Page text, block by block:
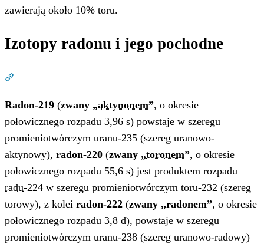
zawierają około 10% toru.
Izotopy radonu i jego pochodne
Radon-219 (zwany „aktynonem”, o okresie
połowicznego rozpadu 3,96 s) powstaje w szeregu
promieniotwórczym uranu-235 (szereg uranowo-
aktynowy), radon-220 (zwany „toronem”, o okresie
połowicznego rozpadu 55,6 s) jest produktem rozpadu
radu-224 w szeregu promieniotwórczym toru-232 (szereg
torowy), z kolei radon-222 (zwany „radonem”, o okresie
połowicznego rozpadu 3,8 d), powstaje w szeregu
promieniotwórczym uranu-238 (szereg uranowo-radowy)